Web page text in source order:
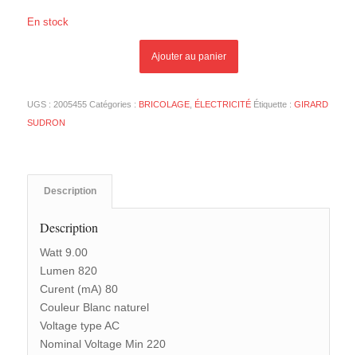
En stock
Ajouter au panier
UGS : 2005455 Catégories : BRICOLAGE, ÉLECTRICITÉ Étiquette : GIRARD
SUDRON
Description
Description
Watt 9.00
Lumen 820
Curent (mA) 80
Couleur Blanc naturel
Voltage type AC
Nominal Voltage Min 220